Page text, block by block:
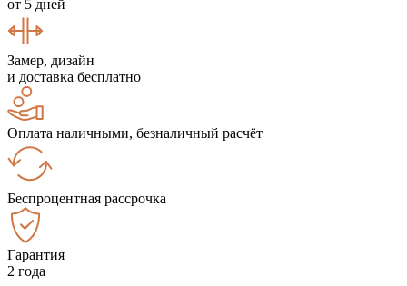
от 5 дней
Замер, дизайн
и доставка бесплатно
Оплата наличными, безналичный расчёт
Беспроцентная рассрочка
Гарантия
2 года